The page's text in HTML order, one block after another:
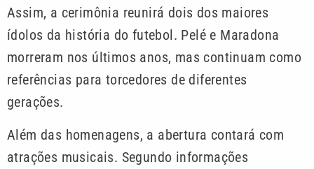
Assim, a cerimônia reunirá dois dos maiores
ídolos da história do futebol. Pelé e Maradona
morreram nos últimos anos, mas continuam como
referências para torcedores de diferentes
gerações.
Além das homenagens, a abertura contará com
atrações musicais. Segundo informações